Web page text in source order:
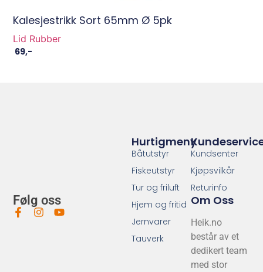
Kalesjestrikk Sort 65mm Ø 5pk
Lid Rubber
69,-
Følg oss
Kundsenter
Kjøpsvilkår
Returinfo
Om Oss
Heik.no
består av et
dedikert team
med stor
Hurtigmeny
Båtutstyr
Fiskeutstyr
Tur og friluft
Hjem og fritid
Jernvarer
Tauverk